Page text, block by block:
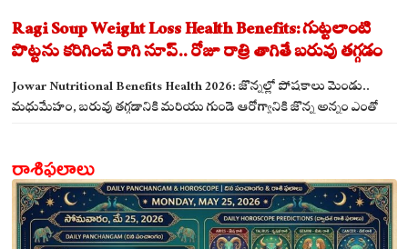
Ragi Soup Weight Loss Health Benefits: గుట్టలాంటి
పొట్టను కరిగించే రాగి సూప్.. రోజూ రాత్రి తాగితే బరువు తగ్గడం
ఖాయం!
Jowar Nutritional Benefits Health 2026: జొన్నల్లో పోషకాలు మెండు..
మధుమేహం, బరువు తగ్గడానికి మరియు గుండె ఆరోగ్యానికి జొన్న అన్నం ఎంతో
రాశిఫలాలు